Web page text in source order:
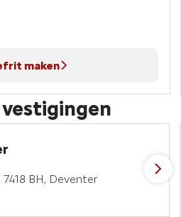
maken
BH, Deventer